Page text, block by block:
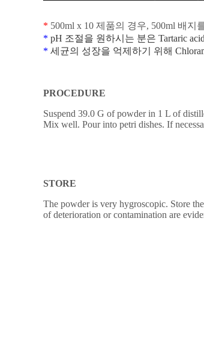
* 500ml x 10 제품의 경우, 500ml 배지
* pH 조절을 원하시는 분은 Tartaric acid
* 세균의 성장을 억제하기 위해
PROCEDURE
Suspend 39.0 G of powder in 1 L of
Mix well. Pour into petri dishes. If
STORE
The powder is very hygroscopic. Store
of deterioration or contamination are